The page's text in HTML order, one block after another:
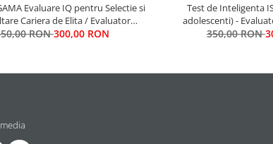
Evaluare IQ pentru Selectie si
Cariera de Elita / Evaluator
licentiat: Mirela Minciu (Gîlcă)
RON300,00 RON
Test de Inteligenta
adolescenti) -
Minciu
350,00 RON